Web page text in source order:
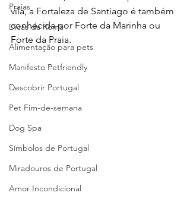
Praias
Dicas da Romã
Alimentação para pets
Manifesto Petfriendly
Descobrir Portugal
Pet Fim-de-semana
Dog Spa
Símbolos de Portugal
Miradouros de Portugal
Amor Incondicional
vila, a Fortaleza de Santiago é também
conhecida por Forte da Marinha ou
Forte da Praia.